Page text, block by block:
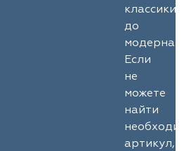
классики
до
модерна.
Если
не
можете
найти
артикул,